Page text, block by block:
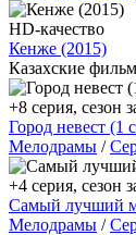
HD-качество
Кенже (2015)
Казахские
+8 серия, сезон
Город невест (1
Мелодрамы /
+4 серия, сезон
Самый лучший
Мелодрамы /